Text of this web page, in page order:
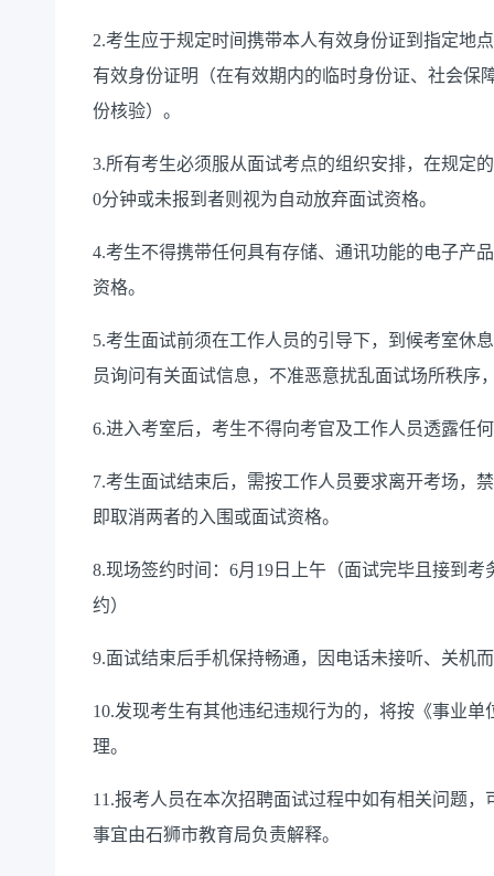
2.考生应于规定时间携带本人有效身份证到指定地
有效身份证明（在有效期内的临时身份证、社会保
份核验）。
3.所有考生必须服从面试考点的组织安排，在规定
0分钟或未报到者则视为自动放弃面试资格。
4.考生不得携带任何具有存储、通讯功能的电子产
资格。
5.考生面试前须在工作人员的引导下，到候考室休
员询问有关面试信息，不准恶意扰乱面试场所秩序
6.进入考室后，考生不得向考官及工作人员透露任
7.考生面试结束后，需按工作人员要求离开考场，
即取消两者的入围或面试资格。
8.现场签约时间：6月19日上午（面试完毕且接到
约）
9.面试结束后手机保持畅通，因电话未接听、关机
10.发现考生有其他违纪违规行为的，将按《事业
理。
1 1 .报考人员在本次招聘面试过程中如有相关问题，
事宜由石狮市教育局负责解释。